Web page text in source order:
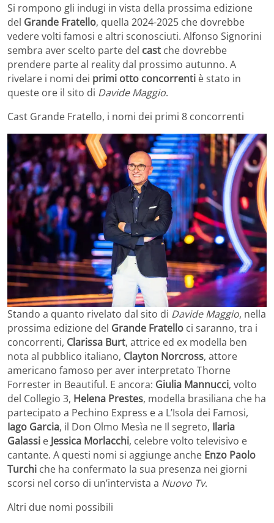
Si rompono gli indugi in vista della prossima edizione
del Grande Fratello, quella 2024-2025 che dovrebbe
vedere volti famosi e altri sconosciuti. Alfonso Signorini
sembra aver scelto parte del cast che dovrebbe
prendere parte al reality dal prossimo autunno. A
rivelare i nomi dei primi otto concorrenti è stato in
queste ore il sito di Davide Maggio.
Cast Grande Fratello, i nomi dei primi 8 concorrenti
Stando a quanto rivelato dal sito di Davide Maggio, nella
prossima edizione del Grande Fratello ci saranno, tra i
concorrenti, Clarissa Burt, attrice ed ex modella ben
nota al pubblico italiano, Clayton Norcross, attore
americano famoso per aver interpretato Thorne
Forrester in Beautiful. E ancora: Giulia Mannucci, volto
del Collegio 3, Helena Prestes, modella brasiliana che ha
partecipato a Pechino Express e a L’Isola dei Famosi,
Iago Garcia, il Don Olmo Mesìa ne Il segreto, Ilaria
Galassi e Jessica Morlacchi, celebre volto televisivo e
cantante. A questi nomi si aggiunge anche Enzo Paolo
Turchi che ha confermato la sua presenza nei giorni
scorsi nel corso di un’intervista a Nuovo Tv.
Altri due nomi possibili